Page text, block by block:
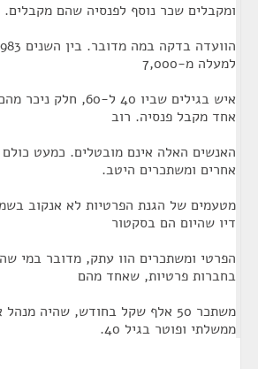
ומקבלים שכר נוסף לפנסיה שהם מקבלים.
למעלה מ-7,000
אחד מקבל פנסיה. רוב
האנשים האלה אינם מובטלים. כמעט
אחרים ומשתכרים היטב.
מטעמים של הגנת הפרטיות לא אנקוב
דיו שהיום הם בסקטור
הפרטי ומשתכרים הוו עתק, מדובר במי
בחברות פרטיות, שאחד מהם
משתכר 50 אלף שקל בחודש, שהיה
ממשלתי ופוטר בגיל 40.